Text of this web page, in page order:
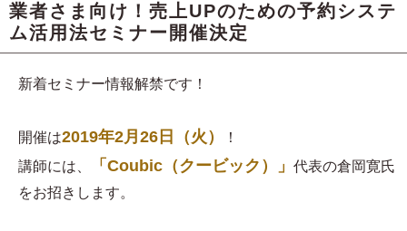
業者さま向け！売上UPのための予約システ
ム活用法セミナー開催決定
新着セミナー情報解禁です！
開催は2019年2月26日（火）
！
講師には、
「Coubic（クービック）」 代表の倉岡寛氏
をお招きします。